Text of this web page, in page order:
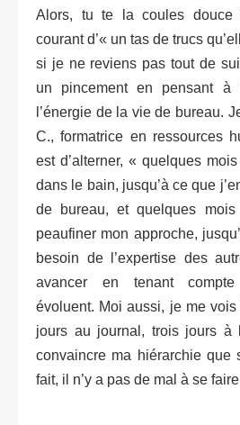
Alors, tu te la coules
courant d’« un tas de trucs
si je ne reviens pas tout de
un pincement en pensant à
l’énergie de la vie de bureau.
C., formatrice en ressources
est d’alterner, « quelques
dans le bain, jusqu’à ce que
de bureau, et quelques
peaufiner mon approche,
besoin de l’expertise des
avancer en tenant compte
évoluent. Moi aussi, je me
jours au journal, trois jours à
convaincre ma hiérarchie que
fait, il n’y a pas de mal à se